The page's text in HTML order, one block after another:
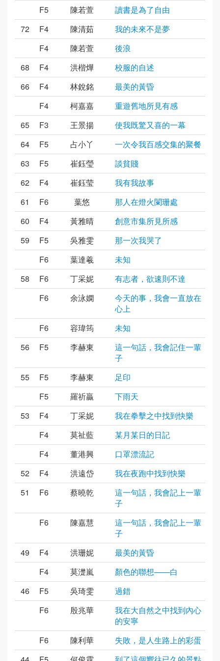
F5
陳若萱
讀書是為了自由
72
F4 陳清茹
我的未來不是夢
F4
陳若萱
後浪
68
F4 洪楷燁
校服的自述
66
F4 林銳銘
最美的黃昏
F4
柯嘉嘉
重遊舊地所見有感
65
F3 王景揚
使我既驚又喜的一幕
64
F5 占小丫
一次令我百感交集的聚餐
63
F5 崔鈺瑩
談貧賤
62
F4 崔鈺莹
我有我故事
61
F6 葉悠
那人在燈火闌珊處
60
F4 黃雅晴
創意市集所見所感
59
F5 吳雅雯
那一次我哭了
F6
葉達羲
未知
58
F6 丁采妮
有志者，欲速則不達
F6
余泳嫻
今天的事，我會一直放在
心上
F6
容瑋筠
未知
56
F5 李赫東
這一句話，我會記住一輩
子
55
F5 李赫東
足印
F5
羅祈贏
下雨天
53
F4 丁采妮
我在拳擊之中找到快樂
F4
莫祉藍
某月某日的日記
F4
董港興
口罩漂流記
52
F4 洪遠岱
我在夜跑中找到快樂
51
F6 蔡曉乾
這一句話，我會記上一輩
子
F6
陳嘉慧
這一句話，我會記上一輩
子
49
F4 洪珊妮
最美的黃昏
F4
莫濋嵐
顏色的聯想——白
46
F5 吳琦雯
過錯
F6
殷兆華
我在大自然之中找到內心
的安寧
F6
陳利華
失敗，是人生路上的彩蛋